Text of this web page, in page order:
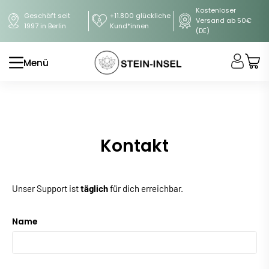
Geschäft seit
1997 in Berlin
+11.800 glückliche
Kund*innen
Kostenloser
Versand ab 50€
(DE)
Menü
Kontakt
Unser Support isttäglichfür dich erreichbar.
Name